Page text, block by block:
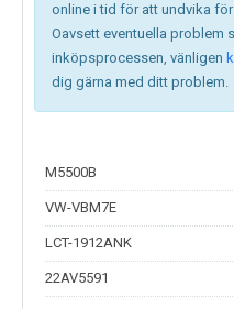
online i tid för att undvika
Oavsett eventuella problem
inköpsprocessen, vänligen
dig gärna med ditt problem.
M5500B
VW-VBM7E
LCT-1912ANK
22AV5591